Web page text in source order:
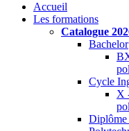
Accueil
Les formations
Catalogue
Bachelor
Cycle
X
Diplôme